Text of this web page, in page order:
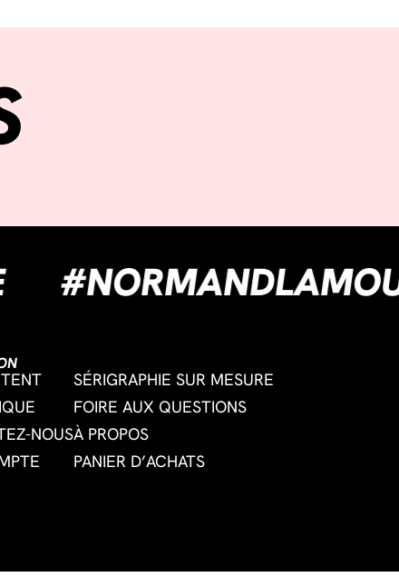
NOUS
SÉRIGRAPHIE SUR MESURE
FOIRE AUX QUESTIONS
À PROPOS
PANIER D’ACHATS